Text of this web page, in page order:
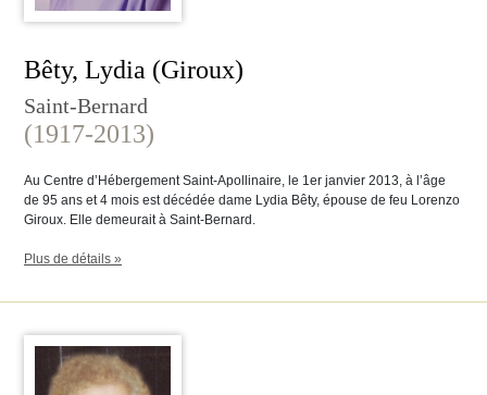
Bêty, Lydia (Giroux)
Saint-Bernard
(1917-2013)
Au Centre d’Hébergement Saint-Apollinaire, le 1er janvier 2013, à l’âge
de 95 ans et 4 mois est décédée dame Lydia Bêty, épouse de feu Lorenzo
Giroux. Elle demeurait à Saint-Bernard.
Plus de détails »